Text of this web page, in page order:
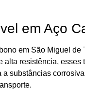
em Aço
em São Miguel
resistência,
substâncias